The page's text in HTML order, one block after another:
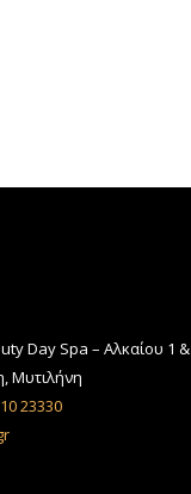
Day Spa – Αλκαίου 1 &
Μυτιλήνη
23330